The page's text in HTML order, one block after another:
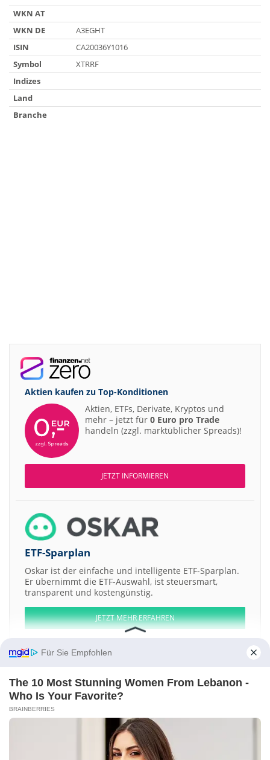
WKN AT
WKN DE
A3EGHT
ISIN
CA20036Y1016
Symbol
XTRRF
Indizes
Land
Branche
Aktien kaufen zu Top-Konditionen
Aktien, ETFs, Derivate, Kryptos und
mehr – jetzt für 0 Euro pro Trade
handeln (zzgl. marktüblicher Spreads)!
JETZT INFORMIEREN
ETF-Sparplan
Oskar ist der einfache und intelligente ETF-Sparplan.
Er übernimmt die ETF-Auswahl, ist steuersmart,
transparent und kostengünstig.
JETZT MEHR ERFAHREN
Aktien ATX DAX EuroStoxx 50 Dow Jones NASDAQ 100 Nikkei 225
S&P 500
Weitere Aktien:
GIGA PRIZE Hampidjan hf. Inhaber
Kelber
Für Sie Empfohlen
The 10 Most Stunning Women From Lebanon -
Who Is Your Favorite?
BRAINBERRIES